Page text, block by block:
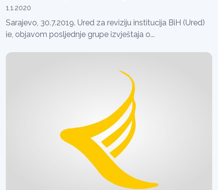
1.1.2020
Sarajevo, 30.7.2019. Ured za reviziju institucija BiH (Ured)
je, objavom posljednje grupe izvještaja o...